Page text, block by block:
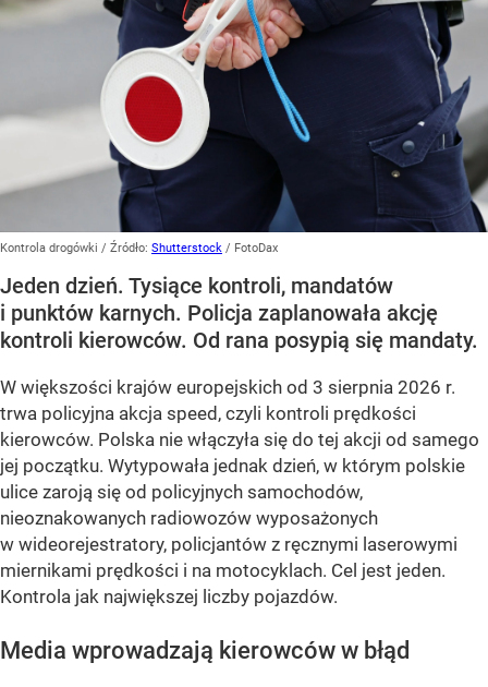
Kontrola drogówki / Źródło: Shutterstock / FotoDax
Jeden dzień. Tysiące kontroli, mandatów
i punktów karnych. Policja zaplanowała akcję
kontroli kierowców. Od rana posypią się mandaty.
W większości krajów europejskich od 3 sierpnia 2026 r.
trwa policyjna akcja speed, czyli kontroli prędkości
kierowców. Polska nie włączyła się do tej akcji od samego
jej początku. Wytypowała jednak dzień, w którym polskie
ulice zaroją się od policyjnych samochodów,
nieoznakowanych radiowozów wyposażonych
w wideorejestratory, policjantów z ręcznymi laserowymi
miernikami prędkości i na motocyklach. Cel jest jeden.
Kontrola jak największej liczby pojazdów.
Media wprowadzają kierowców w błąd